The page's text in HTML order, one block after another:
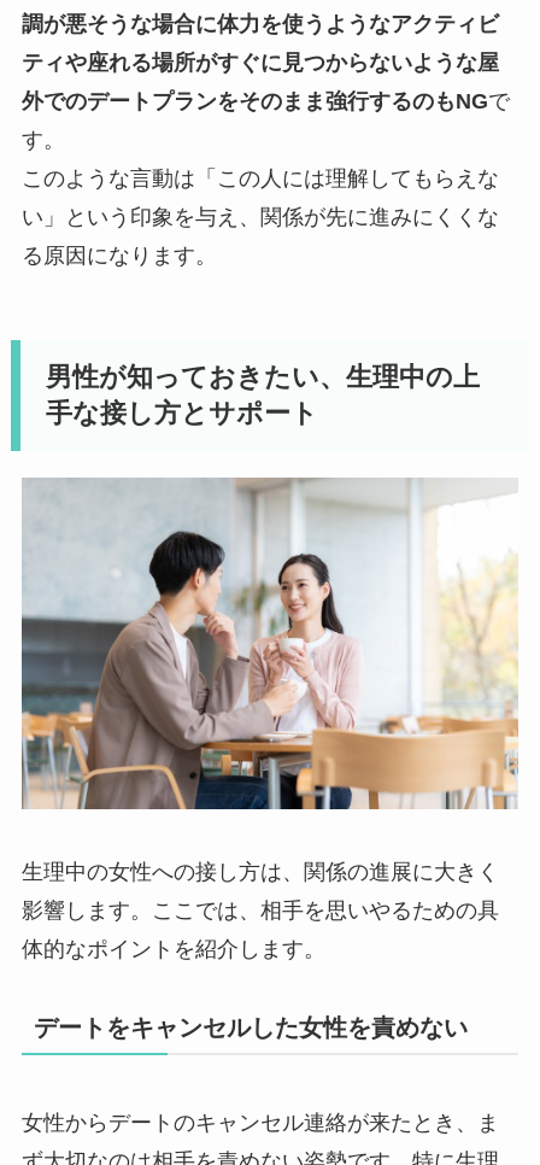
調が悪そうな場合に体力を使うようなアクティビ
ティや座れる場所がすぐに見つからないような屋
外でのデートプランをそのまま強行するのもNGで
す。
このような言動は「この人には理解してもらえな
い」という印象を与え、関係が先に進みにくくな
る原因になります。
男性が知っておきたい、生理中の上
手な接し方とサポート
生理中の女性への接し方は、関係の進展に大きく
影響します。ここでは、相手を思いやるための具
体的なポイントを紹介します。
デートをキャンセルした女性を責めない
女性からデートのキャンセル連絡が来たとき、ま